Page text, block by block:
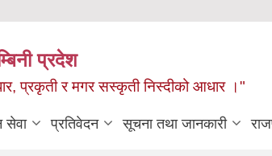
प्रदेश
प्रकृती र मगर सस्कृती निस्दीको आधार ।"
सेवा प्रतिवेदन सूचना तथा जानकारी